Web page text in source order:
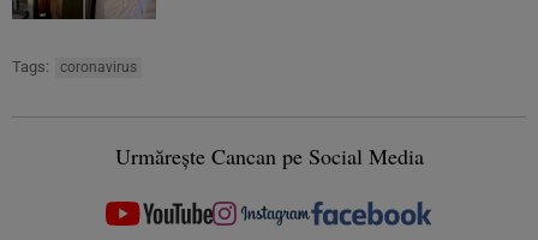
Tags: coronavirus
Urmărește Cancan pe Social Media